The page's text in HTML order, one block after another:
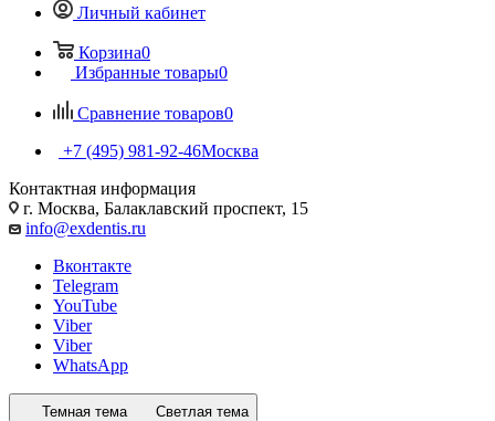
Личный кабинет
Корзина0
Избранные товары0
Сравнение товаров0
+7 (495) 981-92-46Москва
Контактная информация
г. Москва, Балаклавский проспект, 15
info@exdentis.ru
Вконтакте
Telegram
YouTube
Viber
Viber
WhatsApp
Темная тема Светлая тема